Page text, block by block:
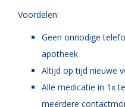
Voordelen:
Geen onnodige
apotheek
Altijd op tijd nieuwe
Alle medicatie in 1x
meerdere